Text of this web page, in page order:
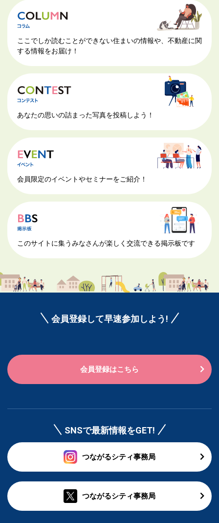
ここでしか読むことができない住まいの情報や、不動産に関
する情報をお届け！
あなたの思いの詰まった写真を投稿しよう！
会員限定のイベントやセミナーをご紹介！
このサイトに集うみなさんが楽しく交流できる掲示板です
会員登録して早速参加しよう!
会員登録はこちら
SNSで最新情報をGET!
つながるシティ事務局
つながるシティ事務局